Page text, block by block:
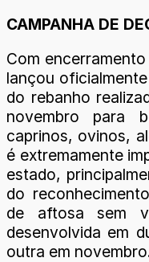
CAMPANHA DE
Com
lançou
do rebanho
novembro para
caprinos, ovinos,
é extremamente
estado,
do
de aftosa sem
desenvolvida em
outra em